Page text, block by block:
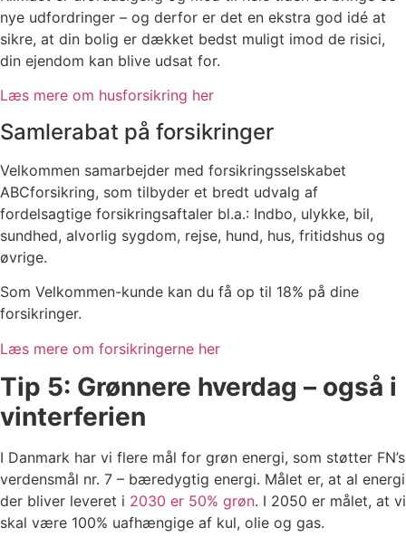
nye udfordringer – og derfor er det en ekstra god idé at
sikre, at din bolig er dækket bedst muligt imod de risici,
din ejendom kan blive udsat for.
Læs mere om husforsikring her
Samlerabat på forsikringer
Velkommen samarbejder med forsikringsselskabet
ABCforsikring, som tilbyder et bredt udvalg af
fordelsagtige forsikringsaftaler bl.a.: Indbo, ulykke, bil,
sundhed, alvorlig sygdom, rejse, hund, hus, fritidshus og
øvrige.
Som Velkommen-kunde kan du få op til 18% på dine
forsikringer.
Læs mere om forsikringerne her
Tip 5: Grønnere hverdag – også i
vinterferien
I Danmark har vi flere mål for grøn energi, som støtter FN’s
verdensmål nr. 7 – bæredygtig energi. Målet er, at al energi
der bliver leveret i 2030 er 50% grøn. I 2050 er målet, at vi
skal være 100% uafhængige af kul, olie og gas.